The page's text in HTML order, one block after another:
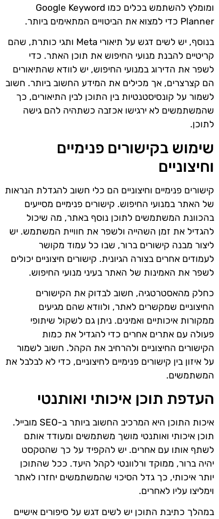
ומומלץ להשתמש בכלים כמו Google Keyword
Planner כדי למצוא את הביטויים המתאימים ביותר.
בנוסף, יש לשים דגש על תיאורי Meta ותגי כותרת, שהם
קריטיים להבנת מנועי החיפוש את תוכן האתר. כדי
לשפר את הדירוג במנועי החיפוש, יש לוודא שהתיאורים
הם קצרצרים, אך מכילים את המידע החשוב ביותר. חשוב
לשמור על קונסיסטנטיות בין התוכן לבין התיאורים, כך
שהמשתמשים לא ירגישו אכזבה כשתהיה להם גישה
לתוכן.
שימוש בקישורים פנימיים
וחיצוניים
קישורים פנימיים וחיצוניים הם כלי חשוב להגדלת הנראות
של האתר במנועי החיפוש. קישורים פנימיים מסייעים
בהכוונת המשתמשים לתוכן נוסף באתר, מה שיכול
להגדיל את זמן השהייה ולשפר את חוויית המשתמש. יש
ליצור מבנה קישורים ברור, שבו כל עמוד מקושר
לעמודים אחרים בצורה הגיונית. קישורים חיצוניים יכולים
לשפר את האמינות של האתר בעיני מנועי החיפוש.
כחלק מהאסטרטגיה, חשוב לבדוק את הקישורים
החיצוניים שמקשרים לאתר, ולוודא שהם מגיעים
ממקורות איכותיים ואמינים. ניתן גם לשקול שיתופי
פעולה עם אתרים אחרים כדי להגדיל את כמות
הקישורים החיצוניים ולהרחיב את הקהל. חשוב לשמור
על איזון בין קישורים פנימיים לחיצוניים, כדי לא לבלבל את
המשתמשים.
העדפת תוכן איכותי ואותנטי
איכות התוכן היא המרכיב החשוב ביותר ב-SEO מובייל.
תוכן איכותי ואותנטי מושך משתמשים ומעודד אותם
לשתף אותו עם אחרים. יש להקפיד על כך שהטקסט
יהיה ברור, ממוקד ורלוונטי לקהל היעד. ככל שהתוכן
יותר איכותי, כך גדל הסיכוי שהמשתמשים יחזרו לאתר
וימליצו עליו לאחרים.
במהלך כתיבת התוכן יש לשים דגש על סיפורים אישיים